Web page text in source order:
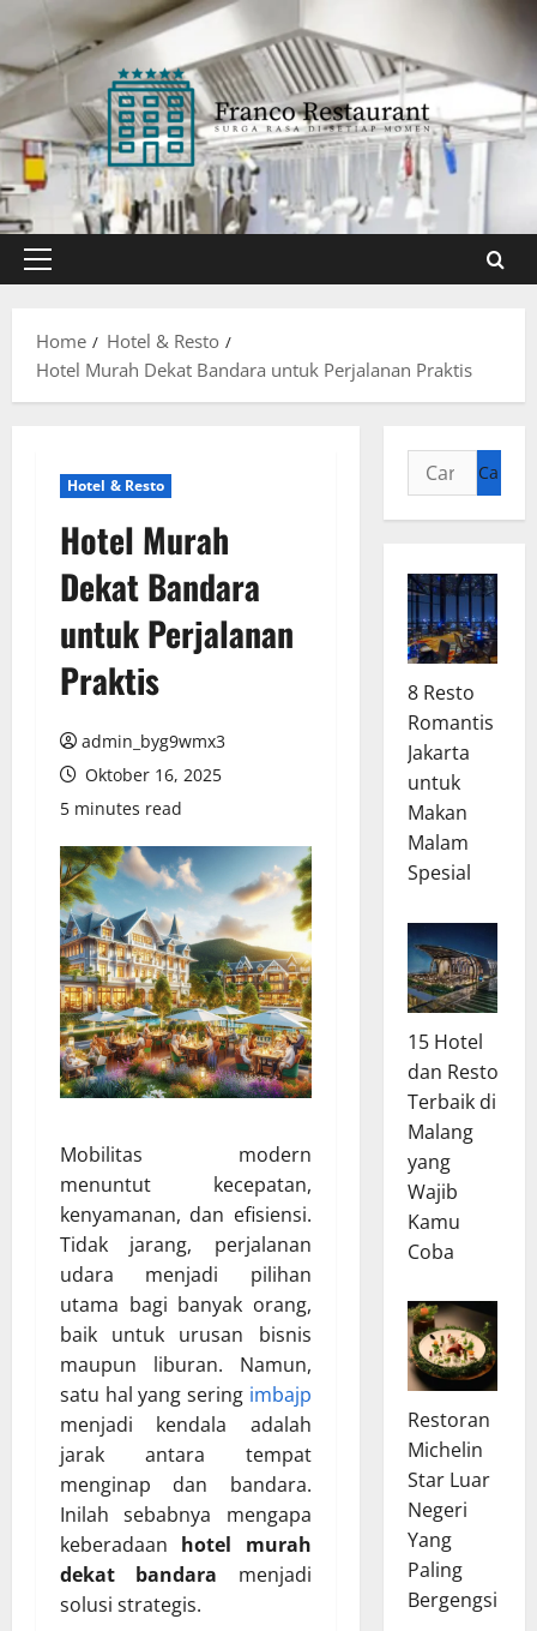
content
Primary
Home
Hotel & Resto
Hotel Murah Dekat Bandara untuk Perjalanan Praktis
Hotel & Resto
Hotel Murah
Dekat Bandara
untuk Perjalanan
Praktis
admin_byg9wmx3
Oktober 16, 2025
5 minutes read
Mobilitas modern
menuntut kecepatan,
kenyamanan, dan efisiensi.
Tidak jarang, perjalanan
udara menjadi pilihan
utama bagi banyak orang,
baik untuk urusan bisnis
maupun liburan. Namun,
satu hal yang sering imbajp
menjadi kendala adalah
jarak antara tempat
menginap dan bandara.
Inilah sebabnya mengapa
keberadaan hotel murah
dekat bandara menjadi
solusi strategis.
Cari
untuk:
8 Resto
Romantis
Jakarta
untuk
Makan
Malam
Spesial
15 Hotel
dan Resto
Terbaik di
Malang
yang
Wajib
Kamu
Coba
Restoran
Michelin
Star Luar
Negeri
Yang
Paling
Bergengsi